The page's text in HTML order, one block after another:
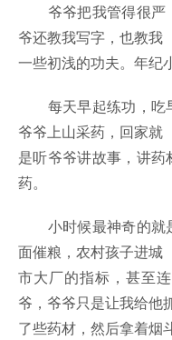
爷爷把我管得很严
爷还教我写字，也教我
一些初浅的功夫。年纪
每天早起练功，吃
爷爷上山采药，回家就
是听爷爷讲故事，讲
药。
小时候最神奇的就
面催粮，农村孩子进城
市大厂的指标，甚至
爷，爷爷只是让我给他
了些药材，然后拿着烟